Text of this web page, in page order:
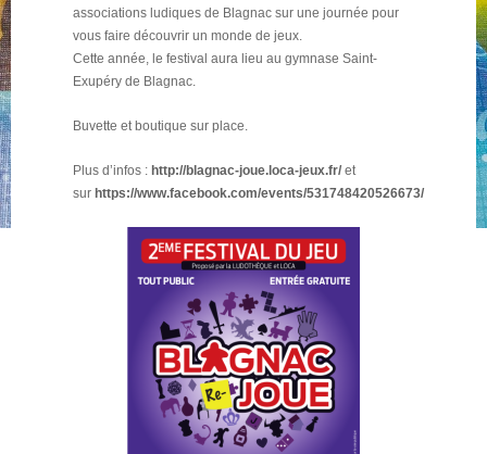
associations ludiques de Blagnac sur une journée pour
vous faire découvrir un monde de jeux.
Cette année, le festival aura lieu au gymnase Saint-
Exupéry de Blagnac.
Buvette et boutique sur place.
Plus d’infos : http://blagnac-joue.loca-jeux.fr/ et
sur https://www.facebook.com/events/531748420526673/